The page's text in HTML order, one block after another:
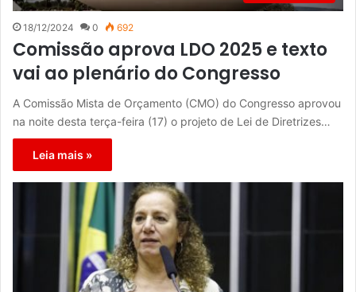
18/12/2024 0 692
Comissão aprova LDO 2025 e texto
vai ao plenário do Congresso
A Comissão Mista de Orçamento (CMO) do Congresso aprovou
na noite desta terça-feira (17) o projeto de Lei de Diretrizes…
Leia mais »